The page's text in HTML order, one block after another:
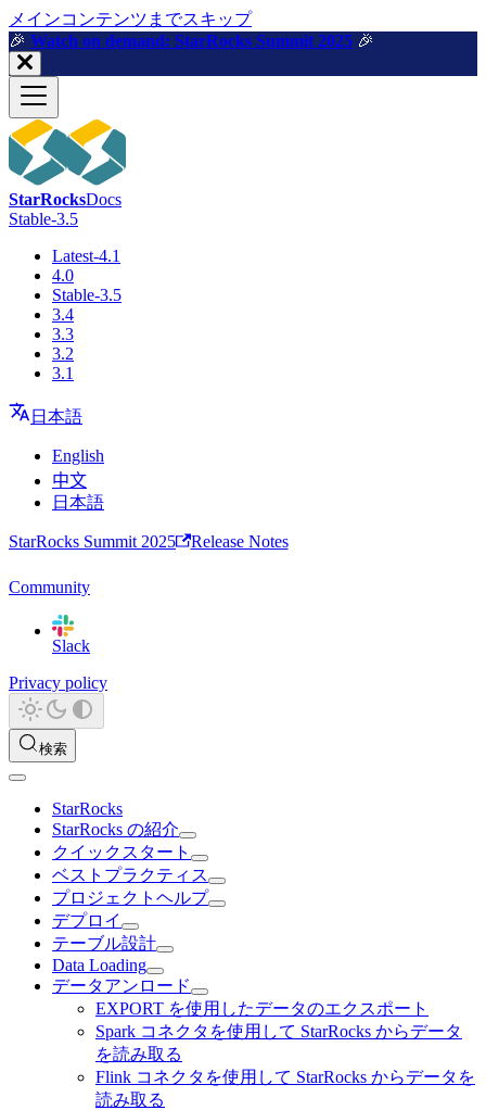
メインコンテンツまでスキップ
🎉️ Watch on demand: StarRocks Summit 2025 🎉️
StarRocksDocs
Stable-3.5
Latest-4.1
4.0
Stable-3.5
3.4
3.3
3.2
3.1
日本語
English
中文
日本語
StarRocks Summit 2025 Release Notes
Community
Slack
Privacy policy
検索
StarRocks
StarRocks の紹介
クイックスタート
ベストプラクティス
プロジェクトヘルプ
デプロイ
テーブル設計
Data Loading
データアンロード
EXPORT を使用したデータのエクスポート
Spark コネクタを使用して StarRocks からデータ
を読み取る
Flink コネクタを使用して StarRocks からデータを
読み取る